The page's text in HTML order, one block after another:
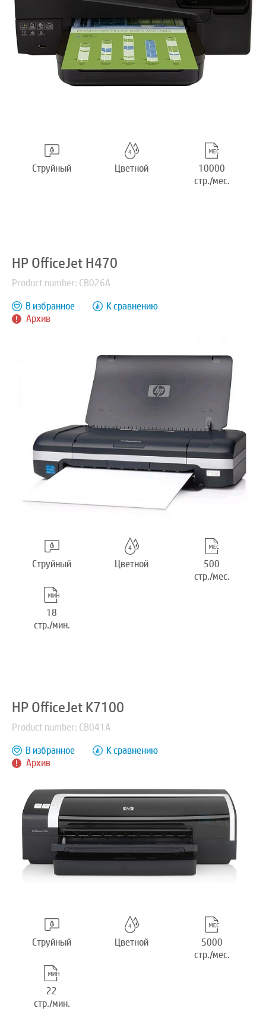
Струйный Цветной
10000
стр./мес.
HP OfficeJet H470
Product number: CB026A
Архив
В избранное К сравнению
Струйный Цветной
500
стр./мес.
18
стр./мин.
HP OfficeJet K7100
Product number: CB041A
Архив
В избранное К сравнению
Струйный Цветной
5000
стр./мес.
22
стр./мин.